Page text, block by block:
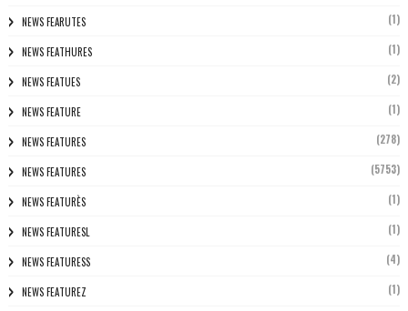
NEWS FEARUTES (1)
NEWS FEATHURES (1)
NEWS FEATUES (2)
NEWS FEATURE (1)
NEWS FEATURES (278)
NEWS FEATURES (5753)
NEWS FEATURÈS (1)
NEWS FEATURESL (1)
NEWS FEATURESS (4)
NEWS FEATUREZ (1)